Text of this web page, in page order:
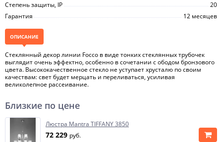
Степень защиты, IP
20
Гарантия
12 месяцев
ОПИСАНИЕ
Стеклянный декор линии Focco в виде тонких стеклянных трубочек
выглядит очень эффектно, особенно в сочетании с ободом бронзового
цвета. Высококачественное стекло не уступает хрусталю по своим
качествам: свет будет мерцать и переливаться, усиливая
великолепное рассеивание.
Близкие по цене
Люстра Mantra TIFFANY 3850
72 229 руб.